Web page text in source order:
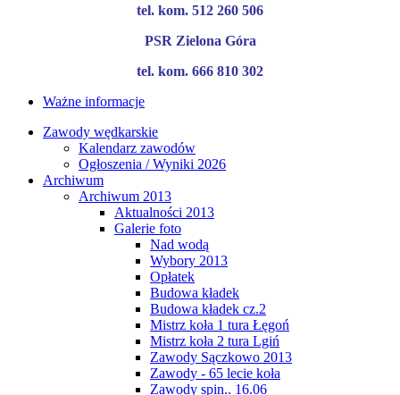
tel. kom. 512 260 506
PSR Zielona Góra
tel. kom. 666 810 302
Ważne informacje
Zawody wędkarskie
Kalendarz zawodów
Ogłoszenia / Wyniki 2026
Archiwum
Archiwum 2013
Aktualności 2013
Galerie foto
Nad wodą
Wybory 2013
Opłatek
Budowa kładek
Budowa kładek cz.2
Mistrz koła 1 tura Łęgoń
Mistrz koła 2 tura Lgiń
Zawody Sączkowo 2013
Zawody - 65 lecie koła
Zawody spin.. 16.06